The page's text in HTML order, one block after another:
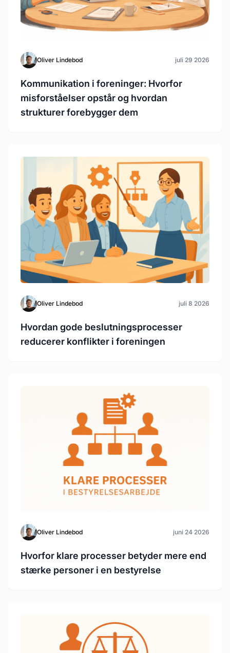
Oliver Lindebod juli 29 2026
Kommunikation i foreninger: Hvorfor
misforståelser opstår og hvordan
strukturer forebygger dem
Oliver Lindebod juli 8 2026
Hvordan gode beslutningsprocesser
reducerer konflikter i foreningen
Oliver Lindebod juni 24 2026
Hvorfor klare processer betyder mere end
stærke personer i en bestyrelse